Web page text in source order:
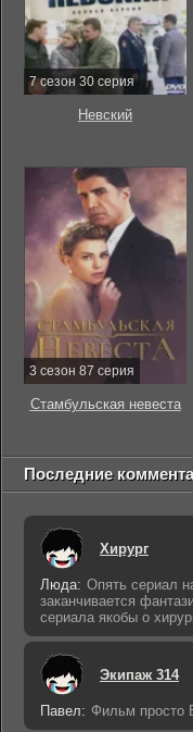
7 сезон 30 серия
Невский
3 сезон 87 серия
Стамбульская невеста
Последние
Хирург
Люда: Опять сериал
заканчивается
сериала якобы о
Экипаж 314
Павел: Фильм просто